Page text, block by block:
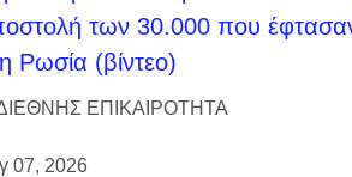
των 30.000 που
Ρωσία (βίντεο)
ΕΠΙΚΑΙΡΟΤΗΤΑ
07, 2026